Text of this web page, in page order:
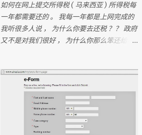
如何在网上提交所得税 ( 马来西亚 ) 所得税每
一年都需要还的 。 我每一年都是上网完成的
我听很多人说 ， 为什么你要去还税 ？？ 政府
又不是对我们很好 ， 为什么你那么笨还给政
人是不是不能成功？ 我们孩子上学是免费的
， 去政府医院是不用付钱